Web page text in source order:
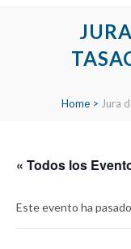
Home > Jura
« Todos los
Este evento ha